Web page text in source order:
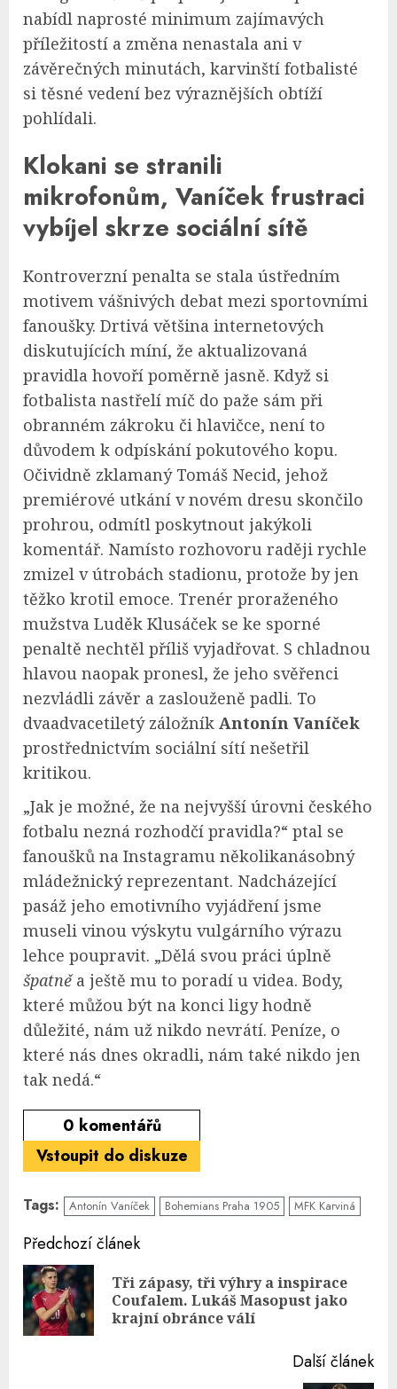
nabídl naprosté minimum zajímavých
příležitostí a změna nenastala ani v
závěrečných minutách, karvinští fotbalisté
si těsné vedení bez výraznějších obtíží
pohlídali.
Klokani se stranili
mikrofonům, Vaníček frustraci
vybíjel skrze sociální sítě
Kontroverzní penalta se stala ústředním
motivem vášnivých debat mezi sportovními
fanoušky. Drtivá většina internetových
diskutujících míní, že aktualizovaná
pravidla hovoří poměrně jasně. Když si
fotbalista nastřelí míč do paže sám při
obranném zákroku či hlavičce, není to
důvodem k odpískání pokutového kopu.
Očividně zklamaný Tomáš Necid, jehož
premiérové utkání v novém dresu skončilo
prohrou, odmítl poskytnout jakýkoli
komentář. Namísto rozhovoru raději rychle
zmizel v útrobách stadionu, protože by jen
těžko krotil emoce. Trenér proraženého
mužstva Luděk Klusáček se ke sporné
penaltě nechtěl příliš vyjadřovat. S chladnou
hlavou naopak pronesl, že jeho svěřenci
nezvládli závěr a zaslouženě padli. To
dvaadvacetiletý záložník Antonín Vaníček
prostřednictvím sociální sítí nešetřil
kritikou.
„Jak je možné, že na nejvyšší úrovni českého
fotbalu nezná rozhodčí pravidla?“ ptal se
fanoušků na Instagramu několikanásobný
mládežnický reprezentant. Nadcházející
pasáž jeho emotivního vyjádření jsme
museli vinou výskytu vulgárního výrazu
lehce poupravit. „Dělá svou práci úplně
špatněa ještě mu to poradí u videa. Body,
které můžou být na konci ligy hodně
důležité, nám už nikdo nevrátí. Peníze, o
které nás dnes okradli, nám také nikdo jen
tak nedá.“
0 komentářů
Vstoupit do diskuze
Tags: Antonín Vaníček Bohemians Praha 1905 MFK Karviná
Continue
Reading
Předchozí článek
Tři zápasy, tři výhry a inspirace
Coufalem. Lukáš Masopust jako
krajní obránce válí
Další článek